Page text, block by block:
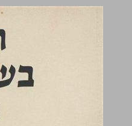
הדגים בשוניות אילת ... 0